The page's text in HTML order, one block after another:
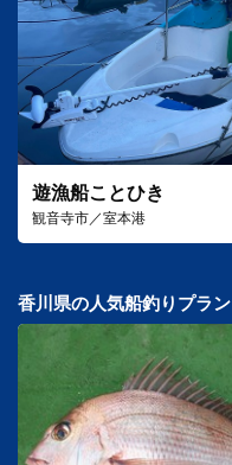
遊漁船ことひき
観音寺市／室本港
香川県の人気船釣りプラン